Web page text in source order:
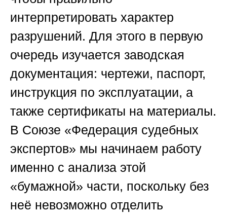
интерпретировать характер
разрушений. Для этого в первую
очередь изучается заводская
документация: чертежи, паспорт,
инструкция по эксплуатации, а
также сертификаты на материалы.
В Союзе «Федерация судебных
экспертов» мы начинаем работу
именно с анализа этой
«бумажной» части, поскольку без
неё невозможно отделить